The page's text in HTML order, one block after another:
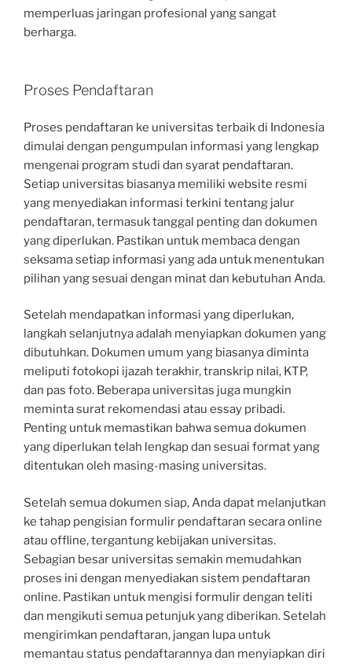
memperluas jaringan profesional yang sangat
berharga.
Proses Pendaftaran
Proses pendaftaran ke universitas terbaik di Indonesia
dimulai dengan pengumpulan informasi yang lengkap
mengenai program studi dan syarat pendaftaran.
Setiap universitas biasanya memiliki website resmi
yang menyediakan informasi terkini tentang jalur
pendaftaran, termasuk tanggal penting dan dokumen
yang diperlukan. Pastikan untuk membaca dengan
seksama setiap informasi yang ada untuk menentukan
pilihan yang sesuai dengan minat dan kebutuhan Anda.
Setelah mendapatkan informasi yang diperlukan,
langkah selanjutnya adalah menyiapkan dokumen yang
dibutuhkan. Dokumen umum yang biasanya diminta
meliputi fotokopi ijazah terakhir, transkrip nilai, KTP,
dan pas foto. Beberapa universitas juga mungkin
meminta surat rekomendasi atau essay pribadi.
Penting untuk memastikan bahwa semua dokumen
yang diperlukan telah lengkap dan sesuai format yang
ditentukan oleh masing-masing universitas.
Setelah semua dokumen siap, Anda dapat melanjutkan
ke tahap pengisian formulir pendaftaran secara online
atau offline, tergantung kebijakan universitas.
Sebagian besar universitas semakin memudahkan
proses ini dengan menyediakan sistem pendaftaran
online. Pastikan untuk mengisi formulir dengan teliti
dan mengikuti semua petunjuk yang diberikan. Setelah
mengirimkan pendaftaran, jangan lupa untuk
memantau status pendaftarannya dan menyiapkan diri